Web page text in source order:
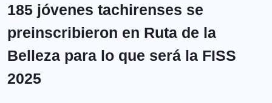
185 jóvenes tachirenses se
preinscribieron en Ruta de la
Belleza para lo que será la FISS
2025